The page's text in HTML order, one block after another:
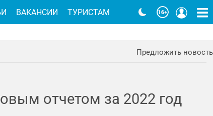
Предложить новость
отчетом за 2022 год
ВАКАНСИИ ТУРИСТАМ